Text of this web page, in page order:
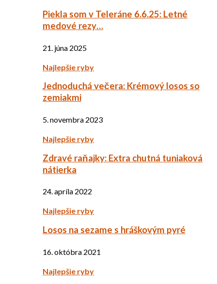
Piekla som v Teleráne 6.6.25: Letné
medové rezy…
21. júna 2025
Najlepšie ryby
Jednoduchá večera: Krémový losos so
zemiakmi
5. novembra 2023
Najlepšie ryby
Zdravé raňajky: Extra chutná tuniaková
nátierka
24. apríla 2022
Najlepšie ryby
Losos na sezame s hráškovým pyré
16. októbra 2021
Najlepšie ryby